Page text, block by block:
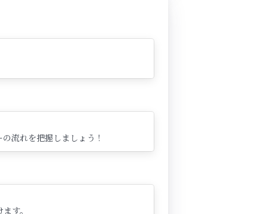
流れを把握しましょう！
す。